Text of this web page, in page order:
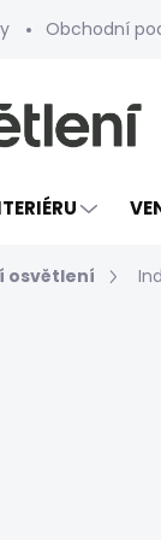
Obchodní
osvětlení